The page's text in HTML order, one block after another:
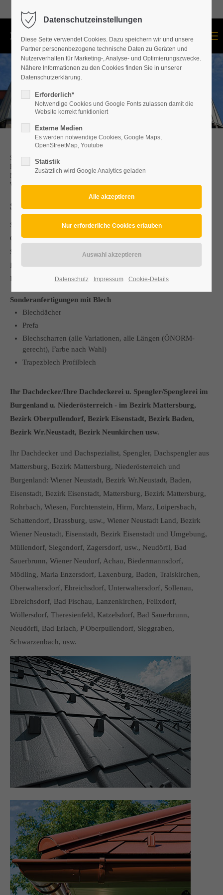
SPENGLERARBEITEN IM BURGENLAND & NIEDERÖSTERREICH. IHR
EXPERTEN-TEAM FÜR DEN BEZIRK
MATTERSBURG/EISENSTADT/NEUSIEDL AM SEE/BADEN BEI
WIEN/WR.NEUSTADT
SPENGLERARBEITEN
Spengleranschlüsse bei Neubauprojekte, Umbauarbeiten,
Garagenbau, Terrassenüberdachung, Winter – und
Sommergärten, Mauerabdeckungen, Sonderanfertigungen mit
Blech, Attika, Flachdach, Kamineinfassungen,
Fensterbretter/bänke, Dachrinnen, Einlegerinne
Sonderanfertigungen mit Blech
Blechdächer
Prefa
Blechscharren (alle Variationen, alle Längen (ÖNORM-
gerecht), Farbe nach Wahl)
Trapezblech Profilblech
Ihr Dachdecker/Ihre Dachdeckerei u. Spengler/Spenglerei im
Burgenland u. Niederösterreich - im Bezirk Mattersburg,
Bezirk Oberpullendorf, Bezirk Eisenstadt, Bezirk Baden,
Bezirk Wr.Neustadt, Bezirk Neunkirchen usw.
Ihr Dachdecker und Dachspezialist, Spengler, Dachspengler aus
Mattersburg, Bezirk Mattersburg, Niederösterreich und
Burgenland: Wiener Neustadt, Bezirk Wr.Neustadt, Baden,
Eisenstadt, Bezirk Eisenstadt, Mattersburg, Bezirk Mattersburg,
Rohrbach, Wiesen, Forchtenstein, Hirm, Marz, Loipersbach,
Schattendorf, Drassburg, usw., Wiener Neustadt Land, Bezirk
Wiener Neustadt, Eisenstadt, Bezirk Eisenstadt und Umgebung,
Müllendorf, Siegendorf, Zagersdorf, usw., Neudörfl, Bad
Sauerbrunn, Wiener Neudorf, Achau, Biedermannsdorf,
Mödling, Maria Enzersdorf, Laxenburg, Baden, Traiskirchen,
Oberwaltersdorf, Ebreichsdorf, Unterwaltersdorf, Sollenau,
Ebreichsdorf, Bad Fischau, Lanzenkirchen, Felixdorf,
Wöllersdorf, Theresienfeld, Katzelsdorf, Bad Sauerbrunn,
Neudörfl, Bad Erlach, P Oberpullendorf, Sieggraben,
Schwarzenbach, usw.
Datenschutzeinstellungen
Diese Seite verwendet Cookies. Dazu speichern wir und unsere
Partner personenbezogene technische Daten zu Geräten und
Nutzerverhalten für Marketing-, Analyse- und Optimierungszwecke.
Nähere Informationen zu den Cookies finden Sie in unserer
Datenschutzerklärung.
Erforderlich*
Notwendige Cookies und Google Fonts zulassen damit die
Website korrekt funktioniert
Externe Medien
Es werden notwendige Cookies, Google Maps,
OpenStreetMap, Youtube
Statistik
Zusätzlich wird Google Analytics geladen
Datenschutz Impressum Cookie-Details